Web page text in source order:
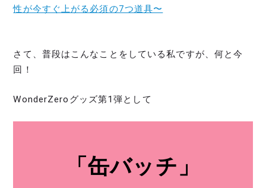
性が今すぐ上がる必須の7つ道具〜
さて、普段はこんなことをしている私ですが、何と今
回！
WonderZeroグッズ第1弾として
「缶バッチ」